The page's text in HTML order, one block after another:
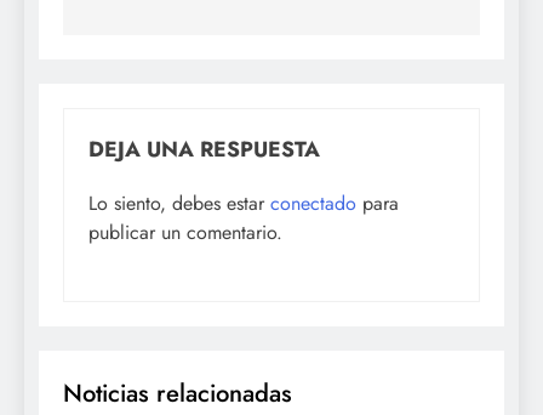
DEJA UNA RESPUESTA
Lo siento, debes estar conectado para
publicar un comentario.
Noticias relacionadas